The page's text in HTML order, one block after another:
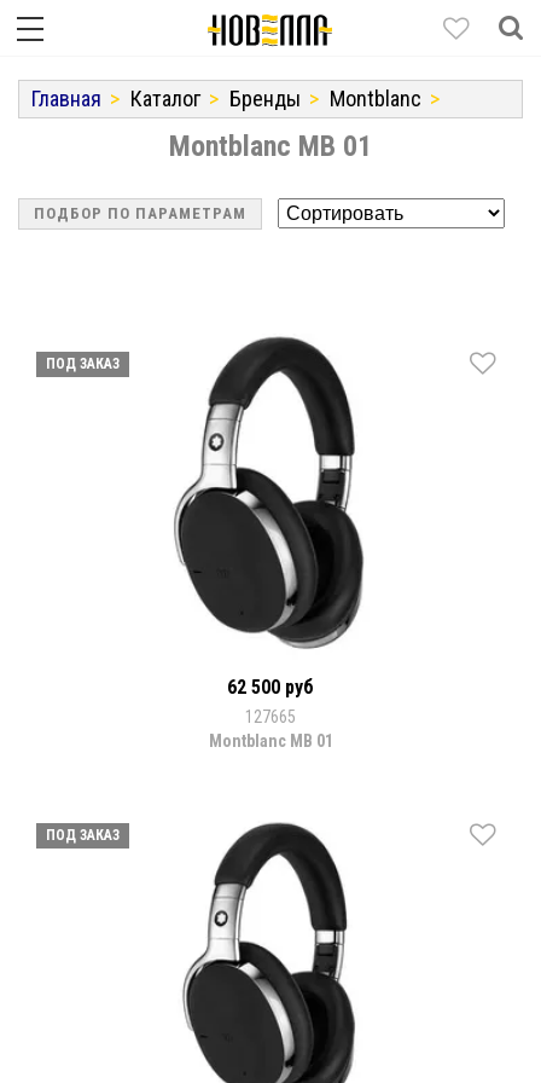
Главная Каталог Бренды Montblanc
Montblanc MB 01
ПОДБОР ПО ПАРАМЕТРАМ
ПОД ЗАКАЗ
62 500 руб
127665
Montblanc MB 01
ПОД ЗАКАЗ